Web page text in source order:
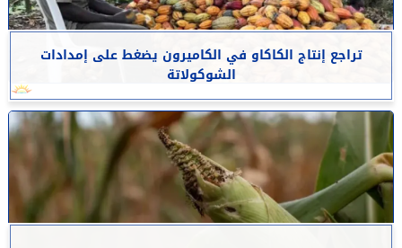
تراجع إنتاج الكاكاو في الكاميرون يضغط على إمدادات
الشوكولاتة